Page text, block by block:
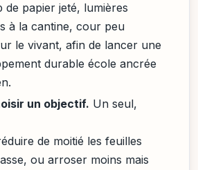
de papier jeté, lumières
à la cantine, cour peu
le vivant, afin de lancer une
durable école ancrée
un objectif. Un seul,
de moitié les feuilles
ou arroser moins mais